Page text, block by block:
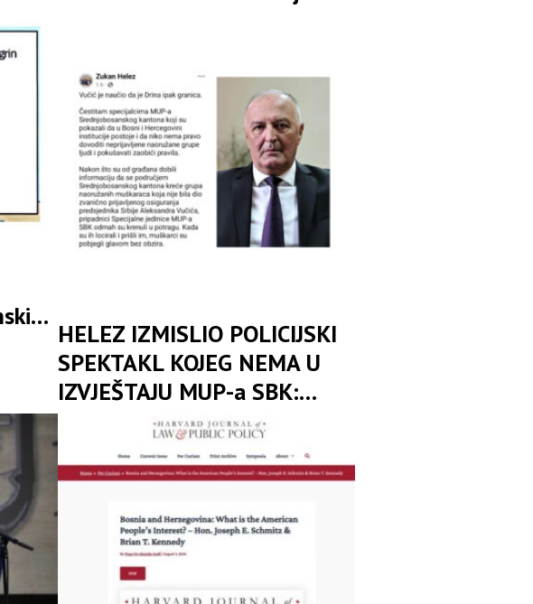
HELEZ IZMISLIO POLICIJSKI
SPEKTAKL KOJEG NEMA U
IZVJEŠTAJU MUP-a SBK:
Zukan odbranio Drinu od ljudi
bez imena, oružja i zapisnika